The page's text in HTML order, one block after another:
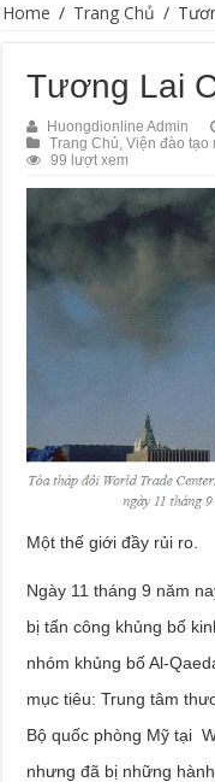
Home / Trang Chủ /
Tương Lai
Huongdionline Admin
Trang Chủ,Viện đào tạo
99 lượt xem
Một thế giới đầy rủi ro.
Ngày 11 tháng 9 năm
bị tấn công khủng bố
nhóm khủng bố Al-
mục tiêu: Trung tâm
Bộ quốc phòng Mỹ tại
nhưng đã bị những